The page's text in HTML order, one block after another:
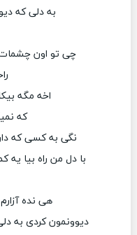
به دلی که
چی تو اون چشمات
اخه مگه
که
نگی به کسی که
با دل من راه بیا یه
هی نده
دیوونمون کردی به